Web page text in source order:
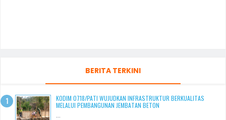
BERITA TERKINI
KODIM 0718/PATI WUJUDKAN INFRASTRUKTUR BERKUALITAS
MELALUI PEMBANGUNAN JEMBATAN BETON